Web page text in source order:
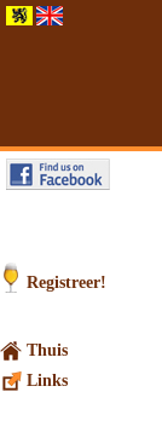
Registreer!
Thuis
Links